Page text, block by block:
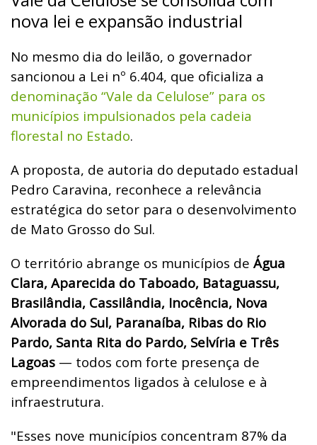
nova lei e expansão industrial
No mesmo dia do leilão, o governador
sancionou a Lei nº 6.404, que oficializa a
denominação “Vale da Celulose” para os
municípios impulsionados pela cadeia
florestal no Estado.
A proposta, de autoria do deputado estadual
Pedro Caravina, reconhece a relevância
estratégica do setor para o desenvolvimento
de Mato Grosso do Sul.
O território abrange os municípios de Água
Clara, Aparecida do Taboado, Bataguassu,
Brasilândia, Cassilândia, Inocência, Nova
Alvorada do Sul, Paranaíba, Ribas do Rio
Pardo, Santa Rita do Pardo, Selvíria e Três
Lagoas — todos com forte presença de
empreendimentos ligados à celulose e à
infraestrutura.
"Esses nove municípios concentram 87% da